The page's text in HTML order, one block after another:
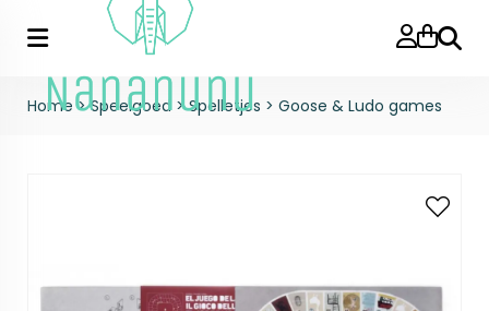
Home>Speelgoed>Spelletjes > Goose & Ludo games